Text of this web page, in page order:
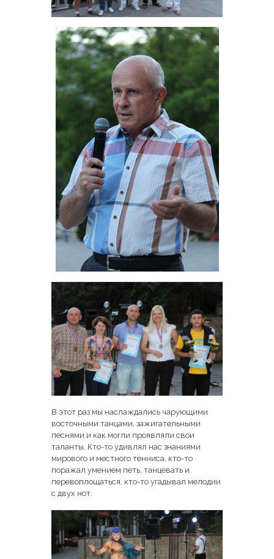
В этот раз мы наслаждались чарующими
восточными танцами, зажигательными
песнями и как могли проявляли свои
таланты. Кто-то удивлял нас знаниями
мирового и местного тенниса, кто-то
поражал умением петь, танцевать и
перевоплощаться, кто-то угадывал мелодии
с двух нот.